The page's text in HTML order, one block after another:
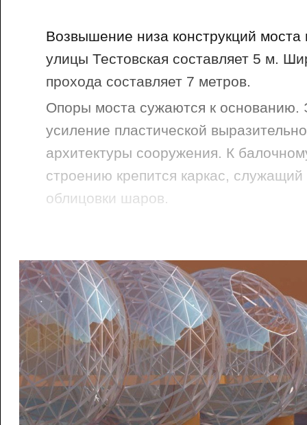
Возвышение низа конструкций
улицы Тестовская составляет 5 м.
прохода составляет 7 метров.
Опоры моста сужаются к основанию.
усиление пластической
архитектуры сооружения. К
строению крепится каркас,
облицовки шаров.